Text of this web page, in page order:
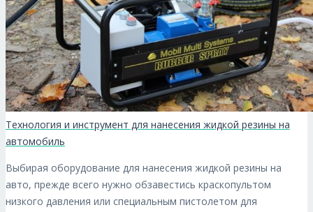
Технология и инструмент для нанесения жидкой резины на
автомобиль
Выбирая оборудование для нанесения жидкой резины на
авто, прежде всего нужно обзавестись краскопультом
низкого давления или специальным пистолетом для